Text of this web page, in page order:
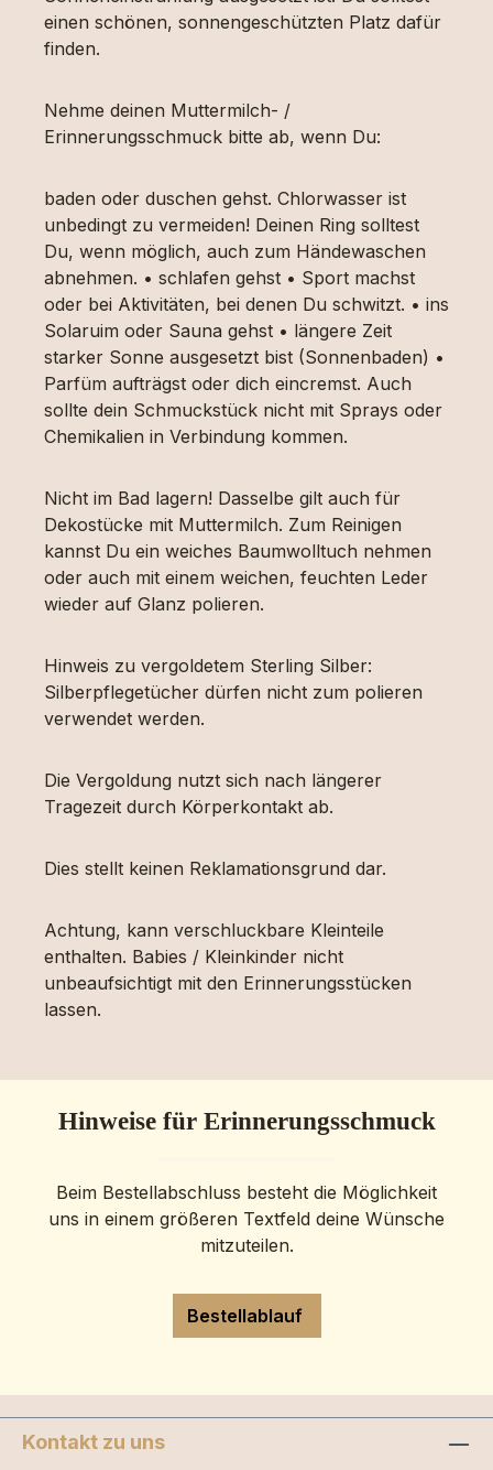
einen schönen, sonnengeschützten Platz dafür
finden.
Nehme deinen Muttermilch- /
Erinnerungsschmuck bitte ab, wenn Du:
baden oder duschen gehst. Chlorwasser ist
unbedingt zu vermeiden! Deinen Ring solltest
Du, wenn möglich, auch zum Händewaschen
abnehmen. • schlafen gehst • Sport machst
oder bei Aktivitäten, bei denen Du schwitzt. • ins
Solaruim oder Sauna gehst • längere Zeit
starker Sonne ausgesetzt bist (Sonnenbaden) •
Parfüm aufträgst oder dich eincremst. Auch
sollte dein Schmuckstück nicht mit Sprays oder
Chemikalien in Verbindung kommen.
Nicht im Bad lagern! Dasselbe gilt auch für
Dekostücke mit Muttermilch. Zum Reinigen
kannst Du ein weiches Baumwolltuch nehmen
oder auch mit einem weichen, feuchten Leder
wieder auf Glanz polieren.
Hinweis zu vergoldetem Sterling Silber:
Silberpflegetücher dürfen nicht zum polieren
verwendet werden.
Die Vergoldung nutzt sich nach längerer
Tragezeit durch Körperkontakt ab.
Dies stellt keinen Reklamationsgrund dar.
Achtung, kann verschluckbare Kleinteile
enthalten. Babies / Kleinkinder nicht
unbeaufsichtigt mit den Erinnerungsstücken
lassen.
Hinweise für Erinnerungsschmuck
Beim Bestellabschluss besteht die Möglichkeit
uns in einem größeren Textfeld deine Wünsche
mitzuteilen.
Bestellablauf
Kontakt zu uns